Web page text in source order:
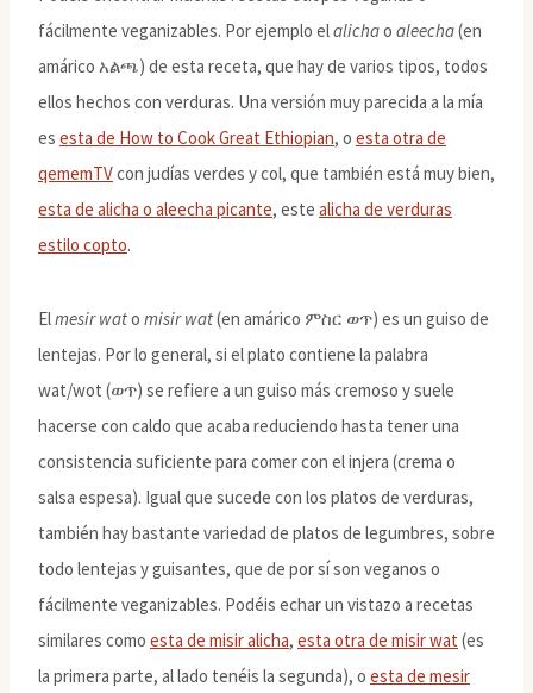
fácilmente veganizables. Por ejemplo elalichao aleecha(en
amárico አልጫ) de esta receta, que hay de varios tipos, todos
ellos hechos con verduras. Una versión muy parecida a la mía
es esta de How to Cook Great Ethiopian, o esta otra de
qememTVcon judías verdes y col, que también está muy bien,
esta de alicha o aleecha picante, este alicha de verduras
estilo copto.
Elmesir wato misir wat(en amárico ምስር ወጥ) es un guiso de
lentejas. Por lo general, si el plato contiene la palabra
wat/wot (ወጥ) se refiere a un guiso más cremoso y suele
hacerse con caldo que acaba reduciendo hasta tener una
consistencia suficiente para comer con el injera (crema o
salsa espesa). Igual que sucede con los platos de verduras,
también hay bastante variedad de platos de legumbres, sobre
todo lentejas y guisantes, que de por sí son veganos o
fácilmente veganizables. Podéis echar un vistazo a recetas
similares como esta de misir alicha, esta otra de misir wat (es
la primera parte, al lado tenéis la segunda), o esta de mesir